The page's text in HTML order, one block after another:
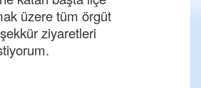
üzere tüm örgüt
ziyaretleri